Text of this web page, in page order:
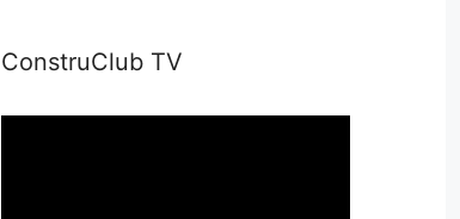
ConstruClub TV